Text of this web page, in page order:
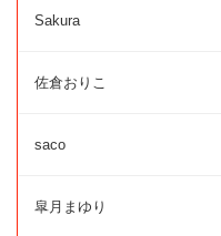
Sakura
佐倉おりこ
saco
皐月まゆり